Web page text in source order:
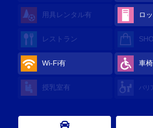
用具レンタル有 ロ
レストラン
Wi-Fi有 車
授乳室有 バリ